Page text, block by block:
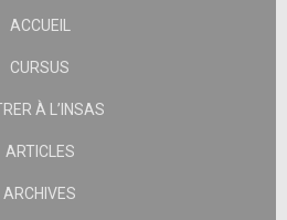
ACCUEIL
CURSUS
À L’INSAS
ARTICLES
ARCHIVES